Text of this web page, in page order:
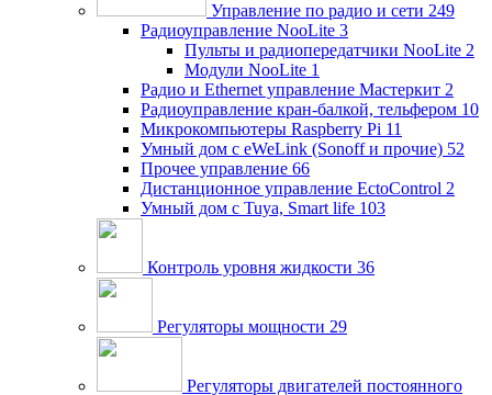
Управление по радио и сети 249
Радиоуправление NooLite 3
Пульты и радиопередатчики NooLite 2
Модули NooLite 1
Радио и Ethernet управление Мастеркит 2
Радиоуправление кран-балкой, тельфером 10
Микрокомпьютеры Raspberry Pi 11
Умный дом c eWeLink (Sonoff и прочие) 52
Прочее управление 66
Дистанционное управление EctoControl 2
Умный дом с Tuya, Smart life 103
Контроль уровня жидкости 36
Регуляторы мощности 29
Регуляторы двигателей постоянного